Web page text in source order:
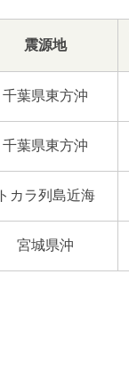
震源地
千葉県東方沖
千葉県東方沖
トカラ列島近海
宮城県沖